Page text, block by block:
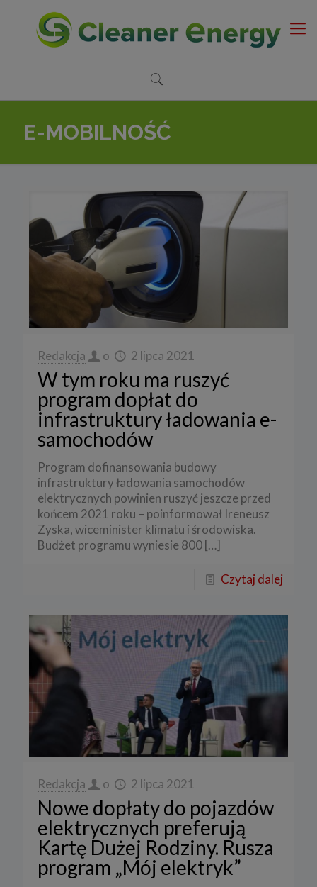
E-MOBILNOŚĆ
Redakcja o 2 lipca 2021
W tym roku ma ruszyć
program dopłat do
infrastruktury ładowania e-
samochodów
Program dofinansowania budowy
infrastruktury ładowania samochodów
elektrycznych powinien ruszyć jeszcze przed
końcem 2021 roku – poinformował Ireneusz
Zyska, wiceminister klimatu i środowiska.
Budżet programu wyniesie 800 […]
Czytaj dalej
Redakcja o 2 lipca 2021
Nowe dopłaty do pojazdów
elektrycznych preferują
Kartę Dużej Rodziny. Rusza
program „Mój elektryk”